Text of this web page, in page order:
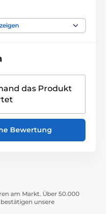
eingeteilt
das Produkt
Bewertung
am Markt. Über 50.000
unsere